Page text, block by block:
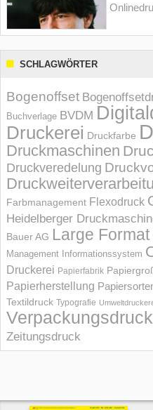
SCHLAGWÖRTER
Bogenoffset
Buchverlage BVDM
Druckerei Druckfarbe
Druckmaschinen
Druckveredelung
Farbmanagement Flexodruck
Heidelberger
Bauer AG Large
Management Informations­system
Druckerei Papierfabrik
Papierherstellung
Textildruck Typografie
Verpackungsdruck
Zeitungsdruck